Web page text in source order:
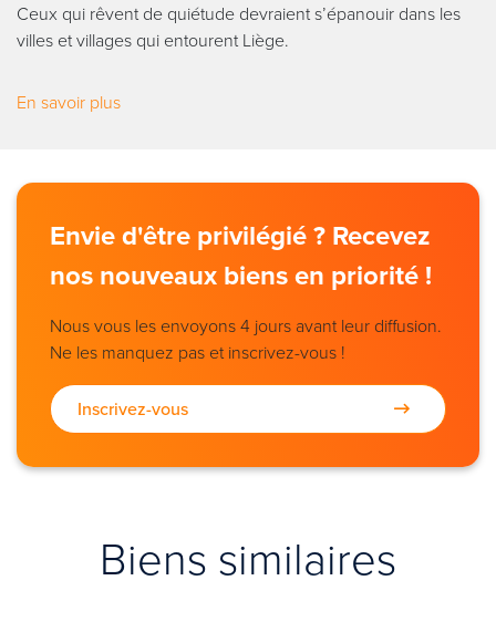
Ceux qui rêvent de quiétude devraient s’épanouir dans les
villes et villages qui entourent Liège.
En savoir plus
Envie d'être privilégié ? Recevez
nos nouveaux biens en priorité !
Nous vous les envoyons 4 jours avant leur diffusion.
Ne les manquez pas et inscrivez-vous !
Inscrivez-vous
Biens similaires